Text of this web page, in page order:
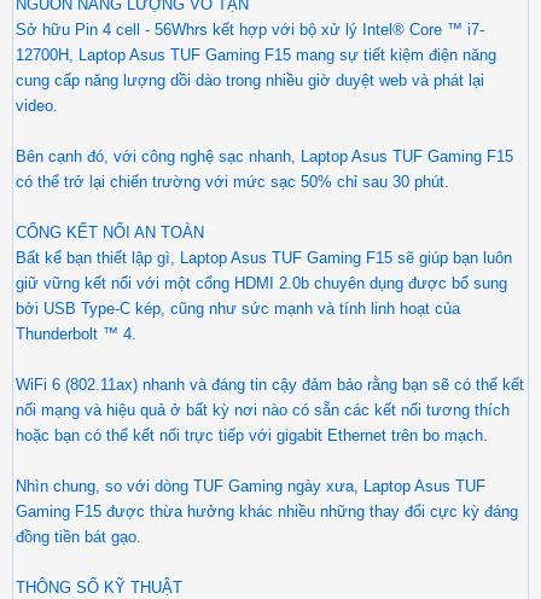
NGUỒN NĂNG LƯỢNG VÔ TẬN
Sở hữu Pin 4 cell - 56Whrs kết hợp với bộ xử lý Intel® Core ™ i7-
12700H, Laptop Asus TUF Gaming F15 mang sự tiết kiệm điện năng
cung cấp năng lượng dồi dào trong nhiều giờ duyệt web và phát lại
video.
Bên cạnh đó, với công nghệ sạc nhanh, Laptop Asus TUF Gaming F15
có thể trở lại chiến trường với mức sạc 50% chỉ sau 30 phút.
CỔNG KẾT NỐI AN TOÀN
Bất kể bạn thiết lập gì, Laptop Asus TUF Gaming F15 sẽ giúp bạn luôn
giữ vững kết nối với một cổng HDMI 2.0b chuyên dụng được bổ sung
bởi USB Type-C kép, cũng như sức mạnh và tính linh hoạt của
Thunderbolt ™ 4.
WiFi 6 (802.11ax) nhanh và đáng tin cậy đảm bảo rằng bạn sẽ có thể kết
nối mạng và hiệu quả ở bất kỳ nơi nào có sẵn các kết nối tương thích
hoặc bạn có thể kết nối trực tiếp với gigabit Ethernet trên bo mạch.
Nhìn chung, so với dòng TUF Gaming ngày xưa, Laptop Asus TUF
Gaming F15 được thừa hưởng khác nhiều những thay đổi cực kỳ đáng
đồng tiền bát gạo.
THÔNG SỐ KỸ THUẬT